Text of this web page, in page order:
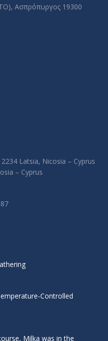
Ασπρόπυργος 19300
Latsia, Nicosia – Cyprus
– Cyprus
Controlled
Milka was in the